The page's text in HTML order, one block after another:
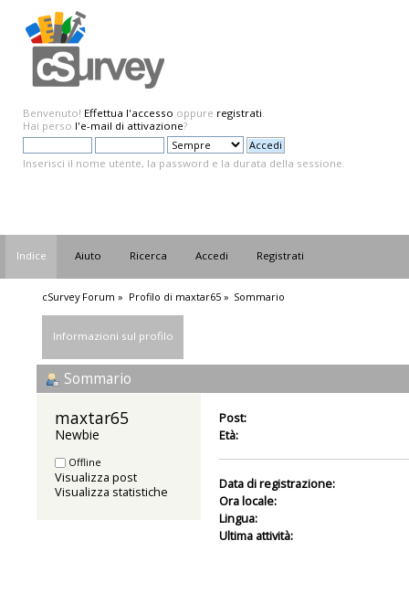
Benvenuto! Effettua l'accesso oppure registrati.
Hai perso l'e-mail di attivazione?
Inserisci il nome utente, la password e la durata della sessione.
Indice Aiuto Ricerca Accedi Registrati
cSurvey Forum » Profilo di maxtar65» Sommario
Informazioni sul profilo
Sommario
maxtar65
Newbie
Offline
Visualizza post
Visualizza statistiche
Post:
Età:
Data di registrazione:
Ora locale:
Lingua:
Ultima attività: